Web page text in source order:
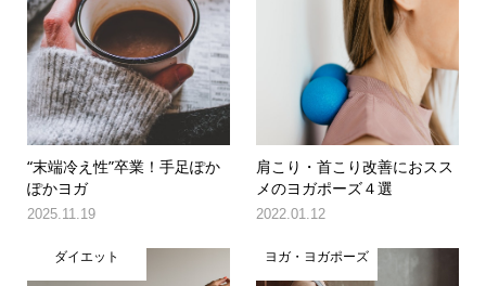
“末端冷え性”卒業！手足ぽか
ぽかヨガ
2025.11.19
肩こり・首こり改善におスス
メのヨガポーズ４選
2022.01.12
ダイエット ヨガ・ヨガポーズ